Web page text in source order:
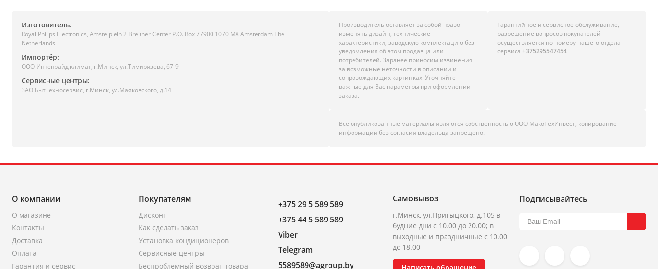
Изготовитель:
Royal Philips Electronics, Amstelplein 2 Breitner Center P.O. Box 77900 1070 MX Amsterdam The
Netherlands
Импортёр:
ООО Интепрайд климат, г.Минск, ул.Тимирязева, 67-9
Сервисные центры:
ЗАО БытТехносервис, г.Минск, ул.Маяковского, д.14
Производитель оставляет за собой право
изменять дизайн, технические
характеристики, заводскую комплектацию без
уведомления об этом продавца или
потребителей. Заранее приносим извинения
за возможные неточности в описании и
сопровождающих картинках. Уточняйте
важные для Вас параметры при оформлении
заказа.
Гарантийное и сервисное обслуживание,
разрешение вопросов покупателей
осуществляется по номеру нашего отдела
сервиса +375295547454
Все опубликованные материалы являются собственностью ООО МакоТехИнвест, копирование
информации без согласия владельца запрещено.
О компании
О магазине
Контакты
Доставка
Оплата
Гарантия и сервис
Покупателям
Дисконт
Как сделать заказ
Установка кондиционеров
Сервисные центры
Беспроблемный возврат товара
+375 29 5 589 589
+375 44 5 589 589
Viber
Telegram
5589589@agroup.by
Самовывоз
г.Минск, ул.Притыцкого, д.105 в
будние дни с 10.00 до 20.00; в
выходные и праздничные с 10.00
до 18.00
Подписывайтесь